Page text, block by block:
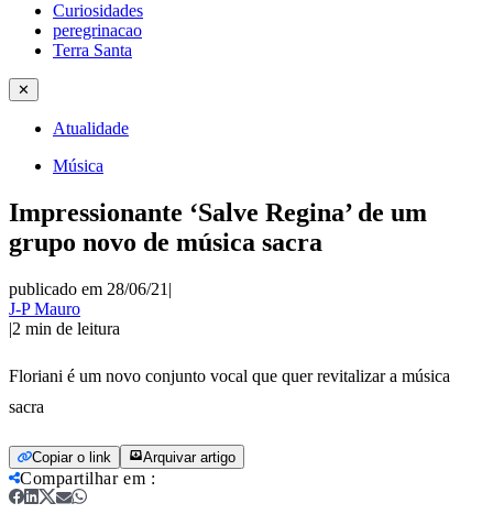
Curiosidades
peregrinacao
Terra Santa
✕
Atualidade
Música
Impressionante ‘Salve Regina’ de um
grupo novo de música sacra
publicado em 28/06/21 |
J-P Mauro
|2 min de leitura
Floriani é um novo conjunto vocal que quer revitalizar a música
sacra
Copiar o link Arquivar artigo
Compartilhar em :